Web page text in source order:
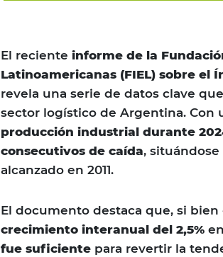
El reciente informe de la
Latinoamericanas (FIEL) sobre el
revela una serie de datos clave
sector logístico de Argentina. Con
producción industrial durante
consecutivos de caída, situándose
alcanzado en 2011.
El documento destaca que, si
crecimiento interanual del 2,5%
fue suficiente para revertir la